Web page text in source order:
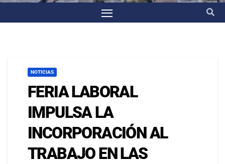
NOTICIAS
FERIA LABORAL
IMPULSA LA
INCORPORACIÓN AL
TRABAJO EN LAS